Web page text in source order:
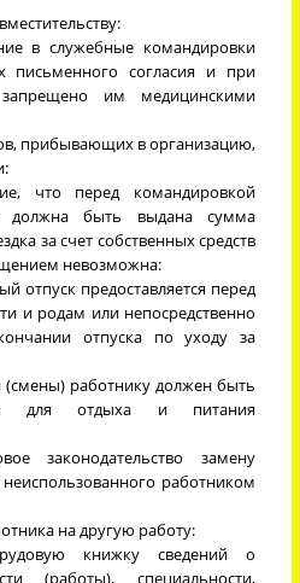
в служебные командировки
письменного согласия и при
им медицинскими
прибывающих в организацию,
что перед командировкой
должна быть выдана сумма
за счет собственных средств
невозможна:
отпуск предоставляется перед
и родам или непосредственно
отпуска по уходу за
(смены) работнику должен быть
для отдыха и питания
законодательство замену
работником
на другую работу:
книжку сведений о
(работы), специальности,